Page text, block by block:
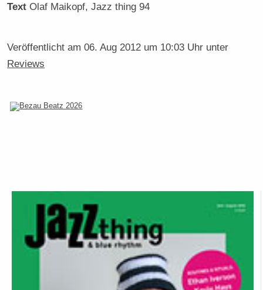
Text Olaf Maikopf , Jazz thing 94
Veröffentlicht am06. Aug 2012 um 10:03 Uhr unter
Reviews